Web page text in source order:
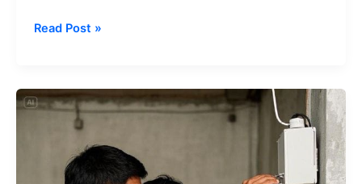
Read Post »
Lindungi
Keluarga